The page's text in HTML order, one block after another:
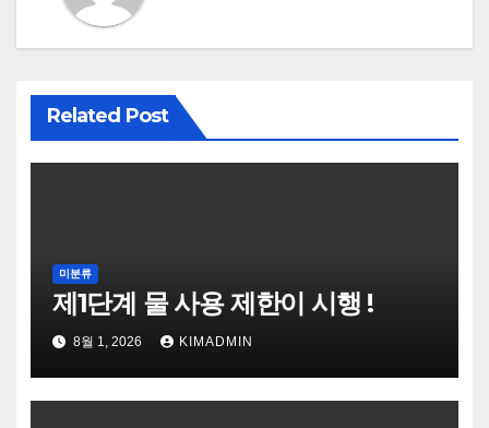
Related Post
미분류
제1단계 물 사용 제한이 시행 !
8월 1, 2026 KIMADMIN